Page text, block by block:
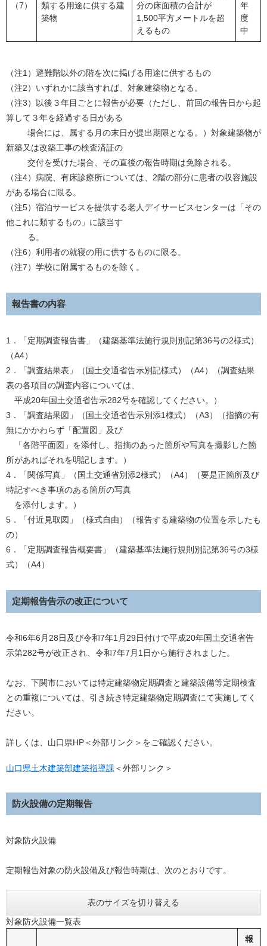
（7）
類する用途に供する建
築物
分の床面積の合計が
1,500平方メートルを超
えるもの
年
度
中
（注1）避難階以外の階を次に掲げる用途に供するもの
（注2）いずれかに該当すれば、対象建築物となる。
（注3）以後３年目ごとに報告が必要（ただし、前回の報告日から起
算して３年を経過する日がある
場合には、属する月の末日が提出期限となる。）対象建築物が
新築又は改築工事の検査済証の
交付を受けた場合、その直後の報告時期は免除される。
（注4）病院、有床診療所については、2階の部分に患者の収容施設
がある場合に限る。
（注5）宿泊サービスを提供する老人デイサービスセンターは「その
他これに類するもの」に該当す
る。
（注6）利用者の就寝の用に供するものに限る。
（注7）学校に附属するものを除く。
報告書の内容
1．「定期調査報告書」（建築基準法施行規則別記第36号の2様式）
（A4）
2．「調査結果表」（国土交通省告示別記様式）（A4）（調査結果
表の各項目の調査内容については、
平成20年国土交通省告示282号を確認してください。）
3．「調査結果図」（国土交通省告示別添1様式）（A3）（指摘の有
無にかかわらず「配置図」及び
「各階平面図」を添付し、指摘のあった箇所や写真を撮影した箇
所があればそれを明記します。）
4．「関係写真」（国土交通省別添2様式）（A4）（要是正箇所及び
特記すべき事項のある箇所の写真
を添付します。）
5．「付近見取図」（様式自由）（報告する建築物の位置を示したも
の）
6．「定期調査報告概要書」（建築基準法施行規則別記第36号の3様
式）（A4）
定期報告告示の改正について
令和6年6月28日及び令和7年1月29日付けで平成20年国土交通省告
示第282号が改正され、令和7年7月1日から施行されました。
なお、下関市においては特定建築物定期調査と建築設備等定期検査
との重複については、引き続き特定建築物定期調査にて実施してく
ださい。
詳しくは、山口県HP＜外部リンク＞をご確認ください。
山口県土木建築部建築指導課 ＜外部リンク＞
防火設備の定期報告
対象防火設備
定期報告対象の防火設備及び報告時期は、次のとおりです。
表のサイズを切り替える
対象防火設備一覧表
報